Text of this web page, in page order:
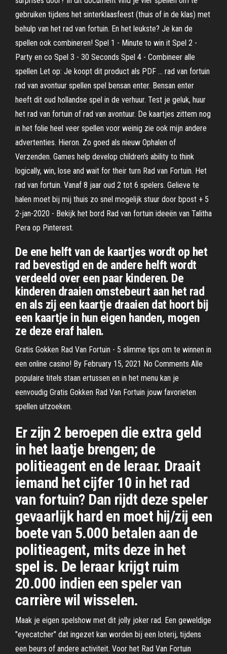
gebruiken tijdens het sinterklaasfeest (thuis of in de klas) met
behulp van het rad van fortuin. En het leukste? Je kan de
spellen ook combineren! Spel 1 - Minute to win it Spel 2 -
Party en co Spel 3 - 30 Seconds Spel 4 - Combineer alle
spellen Let op: Je koopt dit product als PDF … rad van fortuin
rad van avontuur spellen spel bensan enter. Bensan enter
heeft dit oud hollandse spel in de verhuur. Test je geluk, huur
het rad van fortuin of rad van avontuur. De kaartjes zittem nog
in het folie heel veer spellen voor weinig zie ook mijn andere
advertenties. Hieron. Zo goed als nieuw Ophalen of
Verzenden. Games help develop children's ability to think
logically, win, lose and wait for their turn Rad van Fortuin. Het
rad van fortuin. Vanaf 8 jaar oud 2 tot 6 spelers. Gelieve te
halen moet bij mij thuis zo snel mogelijk stuur door bpost + 5
2-jan-2020 - Bekijk het bord Rad van fortuin ideeën van Talitha
Pera op Pinterest.
De ene helft van de kaartjes wordt op het
rad bevestigd en de andere helft wordt
verdeeld over een paar kinderen. De
kinderen draaien omstebeurt aan het rad
en als zij een kaartje draaien dat hoort bij
een kaartje in hun eigen handen, mogen
ze deze eraf halen.
Gratis Gokken Rad Van Fortuin - 5 slimme tips om te winnen in
een online casino! By February 15, 2021 No Comments Alle
populaire titels staan ertussen en in het menu kan je
eenvoudig Gratis Gokken Rad Van Fortuin jouw favorieten
spellen uitzoeken.
Er zijn 2 beroepen die extra geld
in het laatje brengen; de
politieagent en de leraar. Draait
iemand het cijfer 10 in het rad
van fortuin? Dan rijdt deze speler
gevaarlijk hard en moet hij/zij een
boete van 5.000 betalen aan de
politieagent, mits deze in het
spel is. De leraar krijgt ruim
20.000 indien een speler van
carrière wil wisselen.
Maak je eigen spelshow met dit jolly joker rad. Een geweldige
"eyecatcher" dat ingezet kan worden bij een loterij, tijdens
een beurs of andere activiteit. Voor het Rad Van Fortuin